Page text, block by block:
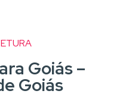
Goiás –
Goiás